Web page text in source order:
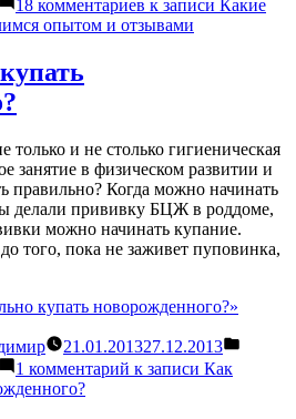
18 комментариев к записи Какие
опытом и отзывами
только и не столько гигиеническая
занятие в физическом развитии и
правильно? Когда можно начинать
делали прививку БЦЖ в роддоме,
можно начинать купание.
того, пока не заживет пуповинка,
купать новорожденного?»
21.01.201327.12.2013
1 комментарий к записи Как